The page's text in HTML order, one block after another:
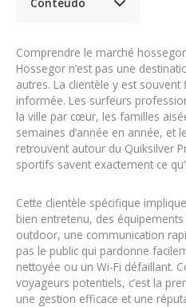
Comprendre le marché
Hossegor n’est pas une
autres. La clientèle y est
informée. Les surfeurs
la ville par cœur, les familles
semaines d’année en année, et
retrouvent autour du Quiksilver
sportifs savent exactement ce
Cette clientèle spécifique
bien entretenu, des
outdoor, une communication
pas le public qui pardonne
nettoyée ou un Wi-Fi défaillant.
voyageurs potentiels, c’est la
une gestion efficace et une